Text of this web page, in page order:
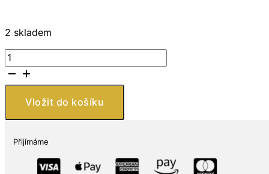
2 skladem
Sluneční
kámen
4,2
Vložit do košíku
Přijímáme